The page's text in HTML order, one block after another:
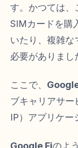
す。かつては、
SIMカードを購
いたり、複雑な
必要がありまし
ここで、
ブキャリアサ
IP）アプリケー